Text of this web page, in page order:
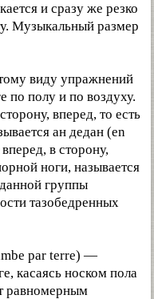
и сразу же резко
Музыкальный размер
виду упражнений
по полу и по воздуху.
вперед, то есть
ан дедан (en
в сторону,
ноги, называется
группы
тазобедренных
par terre) —
касаясь носком пола
равномерным